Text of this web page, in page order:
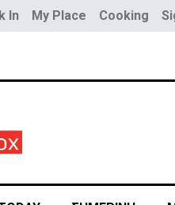
In My Place Cooking